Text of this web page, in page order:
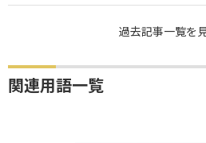
過去記事一覧を
関連用語一覧